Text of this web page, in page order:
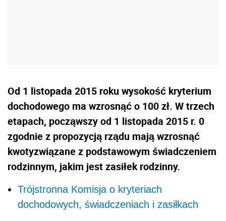
Od 1 listopada 2015 roku wysokość kryterium
dochodowego ma wzrosnąć o 100 zł. W trzech
etapach, począwszy od 1 listopada 2015 r. 0
zgodnie z propozycją rządu mają wzrosnąć
kwotyzwiązane z podstawowym świadczeniem
rodzinnym, jakim jest zasiłek rodzinny.
Trójstronna Komisja o kryteriach
dochodowych, świadczeniach i zasiłkach